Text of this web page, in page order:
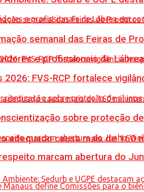
e profissionais de
adequado causa mais de 160
semanal das Feiras de
2026: FVS-RCP fortalece
sobre proteção
marcam abertura do